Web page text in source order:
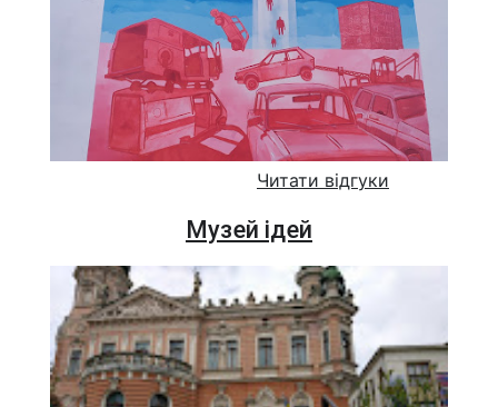
Читати відгуки
Музей ідей